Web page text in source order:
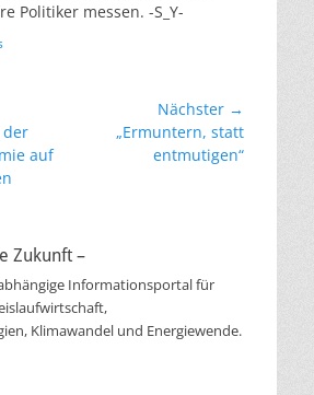
Politiker messen. -S_Y-
der
auf
Nächster →
Nächster„Ermuntern, statt
entmutigen“
Zukunft –
Informationsportal für
Klimawandel und Energiewende.